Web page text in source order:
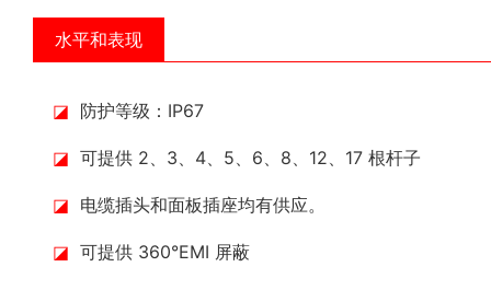
水平和表现
◪ 防护等级：IP67
◪ 可提供 2、3、4、5、6、8、12、17 根杆子
◪ 电缆插头和面板插座均有供应。
◪ 可提供 360°EMI 屏蔽